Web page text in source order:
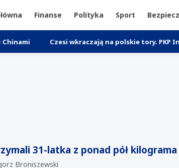
Finanse Polityka Sport
Czesi wkraczają na polskie tory. PKP Intercity
31-latka z ponad pół
Broniszewski